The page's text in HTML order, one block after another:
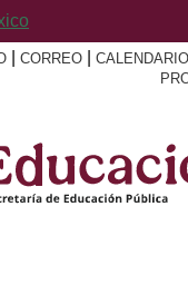
CORREO CALENDARIO